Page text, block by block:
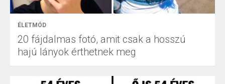
ÉLETMÓD
20 fájdalmas fotó, amit csak a hosszú
hajú lányok érthetnek meg